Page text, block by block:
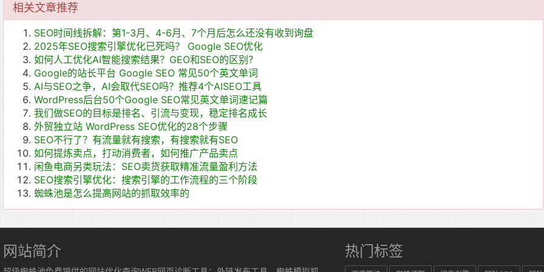
相关文章推荐
SEO时间线拆解：第1-3月、4-6月、7个月后怎么还没有收到询盘
2025年SEO搜索引擎优化已死吗？ Google SEO优化
如何人工优化AI智能搜索结果？GEO和SEO的区别？
Google的站长平台 Google SEO 常见50个英文单词
AI与SEO之争，AI会取代SEO吗？推荐4个AISEO工具
WordPress后台50个Google SEO常见英文单词速记篇
我们做SEO的目标是排名、引流与变现，稳定排名成长
外贸独立站 WordPress SEO优化的28个步骤
SEO不行了？有流量就有搜索，有搜索就有SEO
如何提炼卖点，打动消费者，如何推广产品卖点
闲鱼电商另类玩法：SEO卖货获取精准流量盈利方法
SEO搜索引擎优化：搜索引擎的工作流程的三个阶段
蜘蛛池是怎么提高网站的抓取效率的
网站简介 热门标签